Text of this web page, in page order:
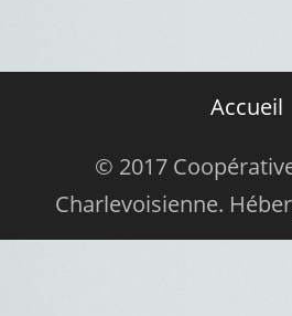
Accueil
© 2017
Charlevoisienne.